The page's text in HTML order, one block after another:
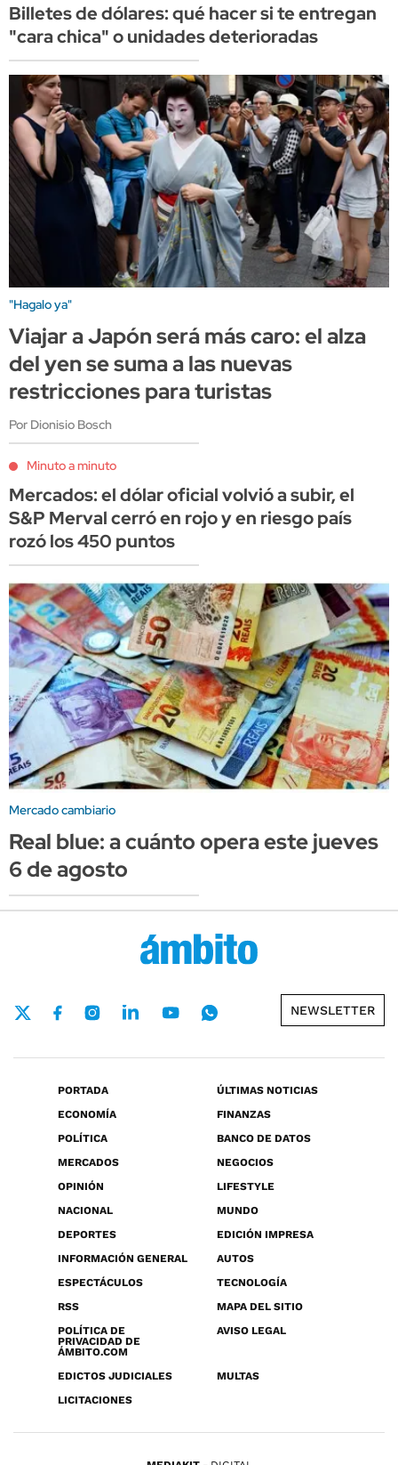
Billetes de dólares: qué hacer si te entregan
"cara chica" o unidades deterioradas
"Hagalo ya"
Viajar a Japón será más caro: el alza
del yen se suma a las nuevas
restricciones para turistas
Por Dionisio Bosch
Minuto a minuto
Mercados: el dólar oficial volvió a subir, el
S&P Merval cerró en rojo y en riesgo país
rozó los 450 puntos
Mercado cambiario
Real blue: a cuánto opera este jueves
6 de agosto
NEWSLETTER
PORTADA
ÚLTIMAS NOTICIAS
ECONOMÍA
FINANZAS
POLÍTICA
BANCO DE DATOS
MERCADOS
NEGOCIOS
OPINIÓN
LIFESTYLE
NACIONAL
MUNDO
DEPORTES
EDICIÓN IMPRESA
INFORMACIÓN GENERAL
AUTOS
ESPECTÁCULOS
TECNOLOGÍA
RSS
MAPA DEL SITIO
POLÍTICA DE
PRIVACIDAD DE
ÁMBITO.COM
AVISO LEGAL
EDICTOS JUDICIALES
MULTAS
LICITACIONES